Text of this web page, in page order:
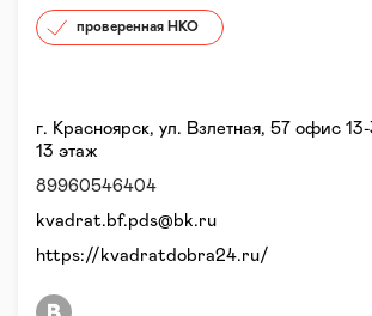
проверенная НКО
г. Красноярск, ул. Взлетная, 57 офис
13 этаж
89960546404
kvadrat.bf.pds@bk.ru
https://kvadratdobra24.ru/